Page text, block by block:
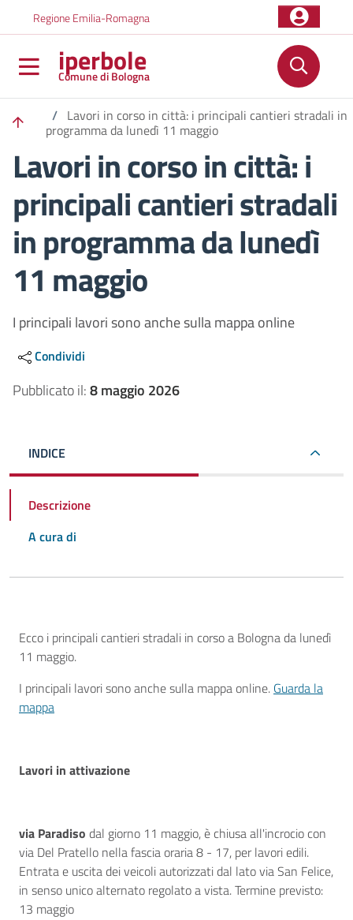
Regione Emilia-Romagna
iperbole
Comune di Bologna
/ Lavori in corso in città: i principali cantieri stradali in
programma da lunedì 11 maggio
Lavori in corso in città: i
principali cantieri stradali
in programma da lunedì
11 maggio
I principali lavori sono anche sulla mappa online
Condividi
Pubblicato il:8 maggio 2026
INDICE
Descrizione
A cura di
Descrizione
Ecco i principali cantieri stradali in corso a Bologna da lunedì
11 maggio.
I principali lavori sono anche sulla mappa online. Guarda la
mappa
Lavori in attivazione
via Paradiso dal giorno 11 maggio, è chiusa all'incrocio con
via Del Pratello nella fascia oraria 8 - 17, per lavori edili.
Entrata e uscita dei veicoli autorizzati dal lato via San Felice,
in senso unico alternato regolato a vista. Termine previsto:
13 maggio